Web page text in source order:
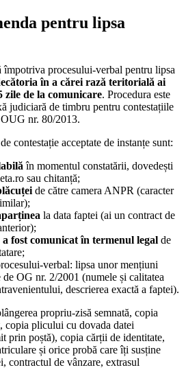
pentru lipsa
împotriva procesului-verbal pentru lipsa
în a cărei rază teritorială ai
zile de la comunicare. Procedura este
judiciară de timbru pentru contestațiile
nr. 80/2013.
contestație acceptate de instanțe sunt:
în momentul constatării, dovedești
sau chitanță;
de către camera ANPR (caracter
la data faptei (ai un contract de
fost comunicat în termenul legal de
verbal: lipsa unor mențiuni
OG nr. 2/2001 (numele și calitatea
descrierea exactă a faptei).
propriu-zisă semnată, copia
copia plicului cu dovada datei
prin poștă), copia cărții de identitate,
și orice probă care îți susține
contractul de vânzare, extrasul